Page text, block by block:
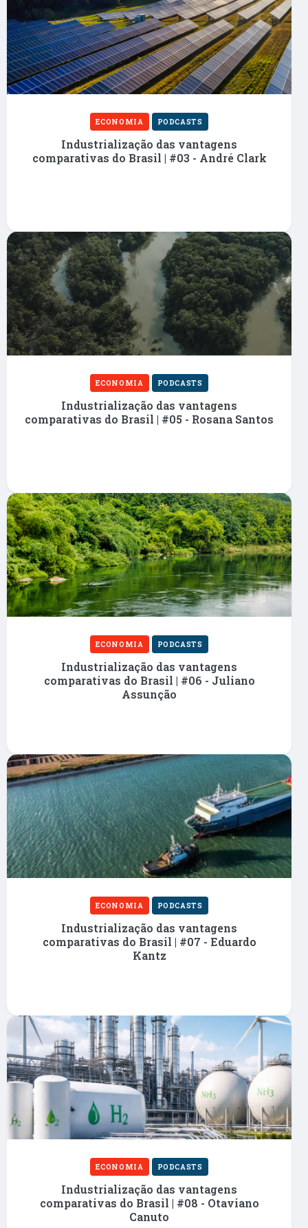
ECONOMIA PODCASTS
Industrialização das vantagens
comparativas do Brasil | #03 - André Clark
ECONOMIA PODCASTS
Industrialização das vantagens
comparativas do Brasil | #05 - Rosana Santos
ECONOMIA PODCASTS
Industrialização das vantagens
comparativas do Brasil | #06 - Juliano
Assunção
ECONOMIA PODCASTS
Industrialização das vantagens
comparativas do Brasil | #07 - Eduardo
Kantz
ECONOMIA PODCASTS
Industrialização das vantagens
comparativas do Brasil | #08 - Otaviano
Canuto